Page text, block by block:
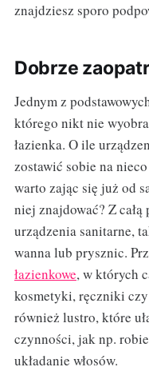
znajdziesz sporo
Dobrze
Jednym z
którego nikt nie
łazienka. O ile
zostawić sobie na
warto zając się już od
niej znajdować? Z
urządzenia sanitarne,
wanna lub prysznic.
łazienkowe, w których
kosmetyki, ręczniki
również lustro, które
czynności, jak np.
układanie włosów.